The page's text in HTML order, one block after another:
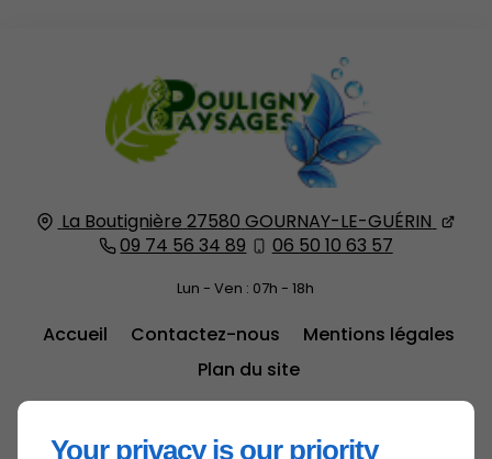
Your privacy is our priority
La Boutignière 27580 GOURNAY-LE-GUÉRIN
09 74 56 34 89
06 50 10 63 57
Lun - Ven : 07h - 18h
Accueil Contactez-nous
Mentions légales
Plan du site